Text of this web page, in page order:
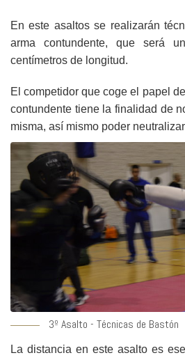
En este asaltos se realizarán
arma contundente, que será
centímetros de longitud.
El competidor que coge el papel
contundente tiene la finalidad de
misma, así mismo poder
3º Asalto - Técnicas de Bastón
La distancia en este asalto es